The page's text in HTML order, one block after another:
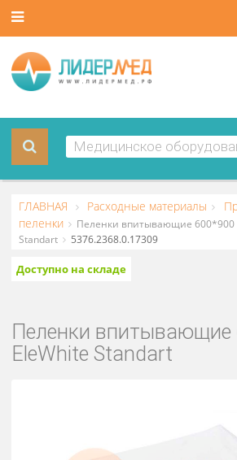
ГЛАВНАЯ Расходные материалы
пеленки
Standart 5376.2368.0.17309
Пеленки